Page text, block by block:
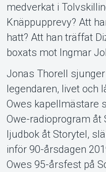
Om
medverkat i
Knäppupprevy? Att
hatt? Att han träffat
boxats mot Ingmar
Jonas Thorell
legendaren, livet och
Owes kapellmästare
Owe-radioprogram åt
ljudbok åt Storytel,
inför 90-årsdagen
Owes 95-årsfest på